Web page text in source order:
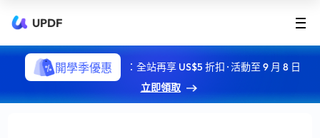
UPDF
開學季優惠
：全站再享 US$5 折扣 · 活動至 9 月 8 日
立即領取